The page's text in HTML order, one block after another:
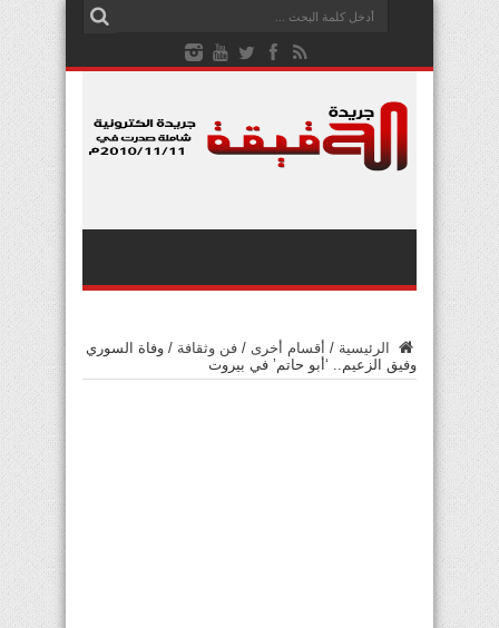
الرئيسية / أقسام أخرى / فن وثقافة / وفاة السوري
وفيق الزعيم.. ‘أبو حاتم’ في بيروت